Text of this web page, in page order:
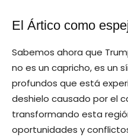
El Ártico como
Sabemos ahora que
no es un capricho, es un
profundos que está
deshielo causado por el
transformando esta
oportunidades y